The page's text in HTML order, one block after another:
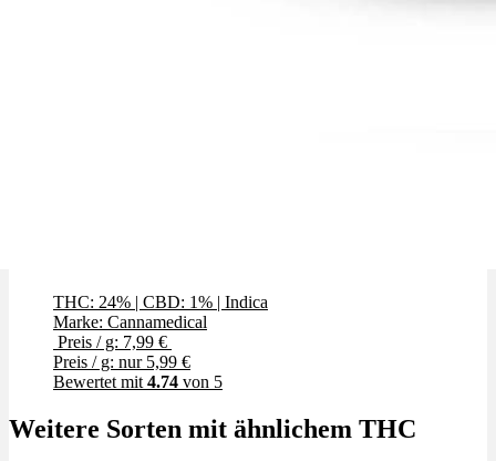
THC: 24% | CBD: 1% | Indica
Marke: Cannamedical
Preis / g: 7,99 €
Preis / g: nur 5,99 €
Bewertet mit 4.74 von 5
Weitere Sorten mit ähnlichem THC